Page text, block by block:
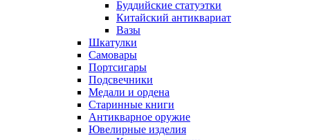
Буддийские статуэтки
Китайский антиквариат
Вазы
Шкатулки
Самовары
Портсигары
Подсвечники
Медали и ордена
Старинные книги
Антикварное оружие
Ювелирные изделия